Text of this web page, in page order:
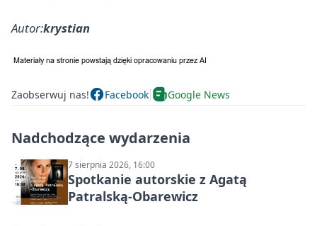
Autor:krystian
Zaobserwuj nas! Facebook Google News
Nadchodzące wydarzenia
7 sierpnia 2026, 16:00
Spotkanie autorskie z Agatą
Patralską-Obarewicz